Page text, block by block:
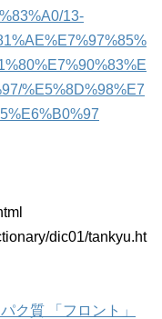
13-
%E5%8D%98%E7
dic01/tankyu.ht
ク質 「フロント」